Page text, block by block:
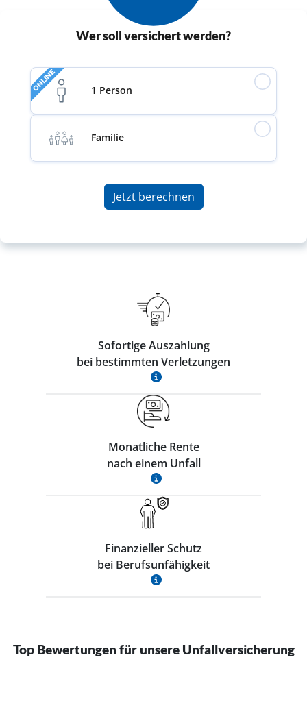
Wer soll versichert werden?
ONLINE 1 Person
Familie
Jetzt berechnen
Sofortige Auszahlung
bei bestimmten Verletzungen
Monatliche Rente
nach einem Unfall
Finanzieller Schutz
bei Berufsunfähigkeit
Top Bewertungen für unsere Unfallversicherung